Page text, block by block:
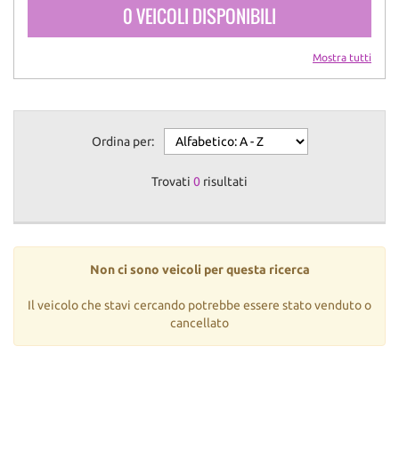
0 VEICOLI DISPONIBILI
Mostra tutti
Ordina per:
Trovati 0 risultati
Non ci sono veicoli per questa ricerca
Il veicolo che stavi cercando potrebbe essere stato venduto o
cancellato